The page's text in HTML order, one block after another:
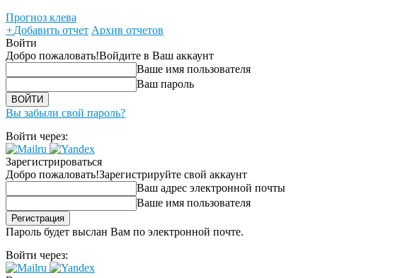
Прогноз клева
+Добавить отчет Архив отчетов
Войти
Добро пожаловать!Войдите в Ваш аккаунт
Ваше имя пользователя
Ваш пароль
Вы забыли свой пароль?
Войти через:
Зарегистрироваться
Добро пожаловать!Зарегистрируйте свой аккаунт
Ваш адрес электронной почты
Ваше имя пользователя
Пароль будет выслан Вам по электронной почте.
Войти через: